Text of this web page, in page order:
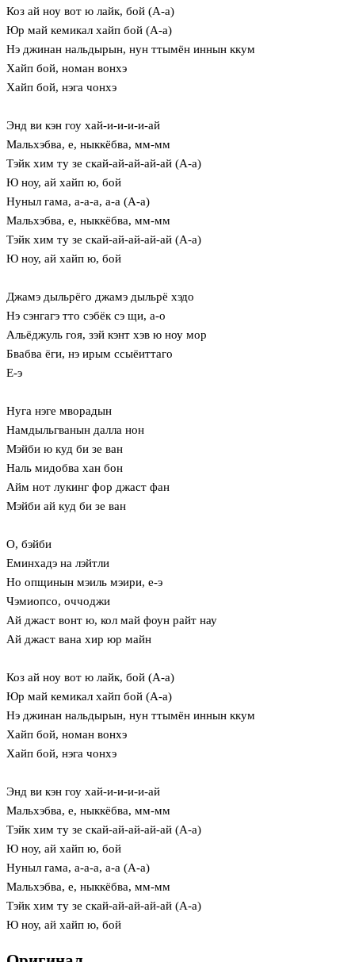
Коз ай ноу вот ю лайк, бой (А-а)
Юр май кемикал хайп бой (А-а)
Нэ джинан нальдырын, нун ттымён иннын ккум
Хайп бой, номан вонхэ
Хайп бой, нэга чонхэ
Энд ви кэн гоу хай-и-и-и-и-ай
Мальхэбва, е, ныккёбва, мм-мм
Тэйк хим ту зе скай-ай-ай-ай-ай (А-а)
Ю ноу, ай хайп ю, бой
Нуныл гама, а-а-а, а-а (А-а)
Мальхэбва, е, ныккёбва, мм-мм
Тэйк хим ту зе скай-ай-ай-ай-ай (А-а)
Ю ноу, ай хайп ю, бой
Джамэ дыльрёго джамэ дыльрё хэдо
Нэ сэнгагэ тто сэбёк сэ щи, а-о
Альёджуль гоя, зэй кэнт хэв ю ноу мор
Бвабва ёги, нэ ирым ссыёиттаго
Е-э
Нуга нэге мворадын
Намдыльгванын далла нон
Мэйби ю куд би зе ван
Наль мидобва хан бон
Айм нот лукинг фор джаст фан
Мэйби ай куд би зе ван
О, бэйби
Еминхадэ на лэйтли
Но опщинын мэиль мэири, е-э
Чэмиопсо, оччоджи
Ай джаст вонт ю, кол май фоун райт нау
Ай джаст вана хир юр майн
Коз ай ноу вот ю лайк, бой (А-а)
Юр май кемикал хайп бой (А-а)
Нэ джинан нальдырын, нун ттымён иннын ккум
Хайп бой, номан вонхэ
Хайп бой, нэга чонхэ
Энд ви кэн гоу хай-и-и-и-и-ай
Мальхэбва, е, ныккёбва, мм-мм
Тэйк хим ту зе скай-ай-ай-ай-ай (А-а)
Ю ноу, ай хайп ю, бой
Нуныл гама, а-а-а, а-а (А-а)
Мальхэбва, е, ныккёбва, мм-мм
Тэйк хим ту зе скай-ай-ай-ай-ай (А-а)
Ю ноу, ай хайп ю, бой